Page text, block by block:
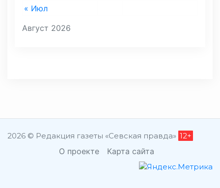
Август 2026
« Июл
2026 © Редакция газеты «Севская правда» 12+
О проекте Карта сайта